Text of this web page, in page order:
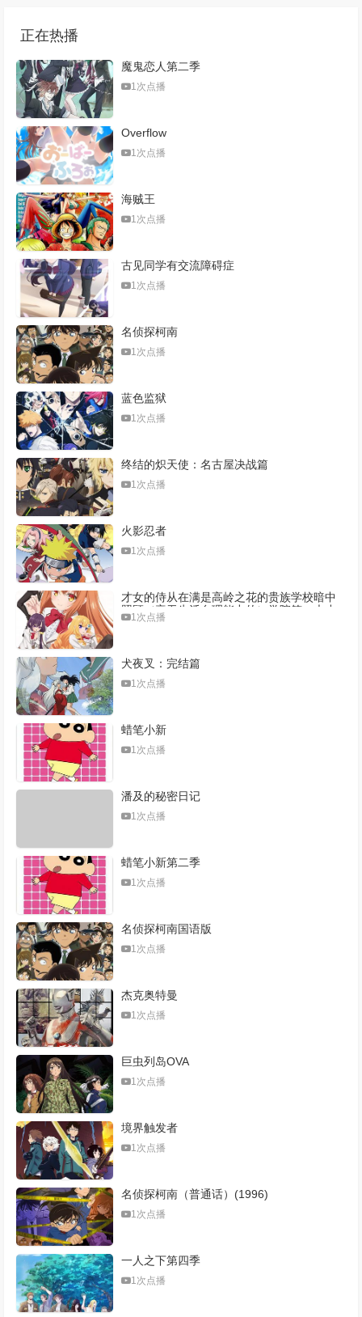
正在热播
魔鬼恋人第二季
1次点播
Overflow
1次点播
海贼王
1次点播
古见同学有交流障碍症
1次点播
名侦探柯南
1次点播
蓝色监狱
1次点播
终结的炽天使：名古屋决战篇
1次点播
火影忍者
1次点播
才女的侍从在满是高岭之花的贵族学校暗中
照顾（毫无生活自理能力的）学院第一大小
姐1次点播
犬夜叉：完结篇
1次点播
蜡笔小新
1次点播
潘及的秘密日记
1次点播
蜡笔小新第二季
1次点播
名侦探柯南国语版
1次点播
杰克奥特曼
1次点播
巨虫列岛OVA
1次点播
境界触发者
1次点播
名侦探柯南（普通话）(1996)
1次点播
一人之下第四季
1次点播